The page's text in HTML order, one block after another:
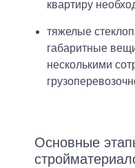
квартиру
тяжелые
габаритные
несколькими
Основные